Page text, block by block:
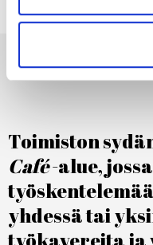
Toimiston
Café-alue,
yhdessä tai